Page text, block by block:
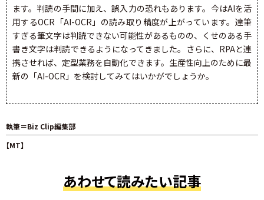
ます。判読の手間に加え、誤入力の恐れもあります。今はAIを活
用するOCR「AI-OCR」の読み取り精度が上がっています。達筆
すぎる筆文字は判読できない可能性があるものの、くせのある手
書き文字は判読できるようになってきました。さらに、RPAと連
携させれば、定型業務を自動化できます。生産性向上のために最
新の「AI-OCR」を検討してみてはいかがでしょうか。
執筆＝Biz Clip編集部
【MT】
あわせて読みたい記事